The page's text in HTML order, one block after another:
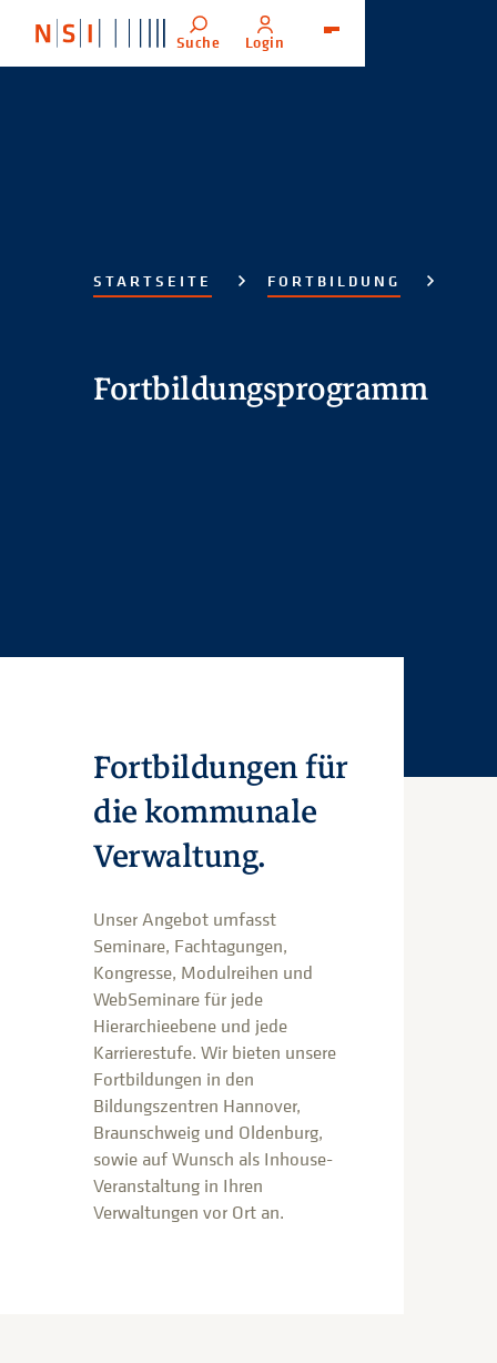
Suche Login
STARTSEITE FORTBILDUNG
Fortbildungsprogramm
Fortbildungen für
die kommunale
Verwaltung.
Unser Angebot umfasst
Seminare, Fachtagungen,
Kongresse, Modulreihen und
WebSeminare für jede
Hierarchieebene und jede
Karrierestufe. Wir bieten unsere
Fortbildungen in den
Bildungszentren Hannover,
Braunschweig und Oldenburg,
sowie auf Wunsch als Inhouse-
Veranstaltung in Ihren
Verwaltungen vor Ort an.